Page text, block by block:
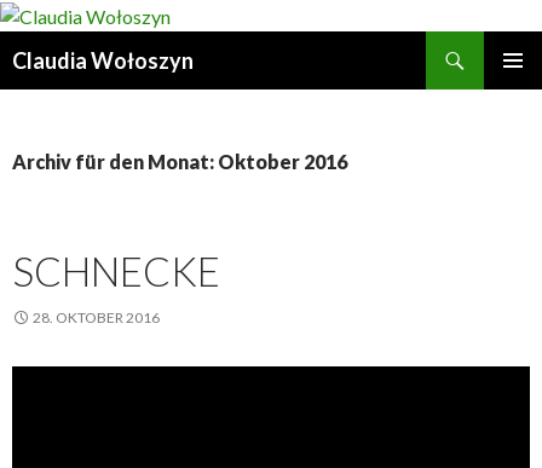
Claudia Wołoszyn
Archiv für den Monat: Oktober 2016
SCHNECKE
28. OKTOBER 2016